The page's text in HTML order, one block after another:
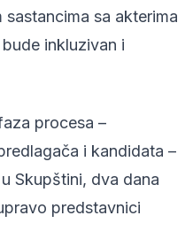
sastancima sa akterima
inkluzivan i
procesa –
i kandidata –
Skupštini, dva dana
predstavnici